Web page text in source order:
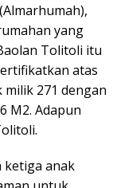
yang
Tolitoli itu
atas
271 dengan
M2. Adapun
ketiga anak